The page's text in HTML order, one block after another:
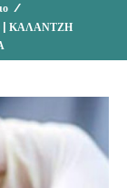
/
| ΚΑΛΑΝΤΖΗ